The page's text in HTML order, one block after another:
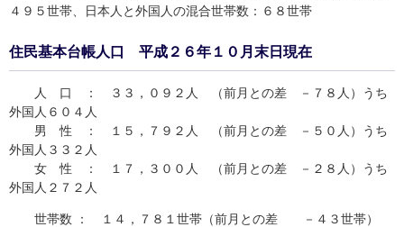
４９５世帯、日本人と外国人の混合世帯数：６８世帯
住民基本台帳人口 平成２６年１０月末日現在
人 口 ： ３３，０９２人 （前月との差 －７８人）うち
外国人６０４人
男 性 ： １５，７９２人 （前月との差 －５０人）うち
外国人３３２人
女 性 ： １７，３００人 （前月との差 －２８人）うち
外国人２７２人
世帯数 ： １４，７８１世帯（前月との差 －４３世帯）